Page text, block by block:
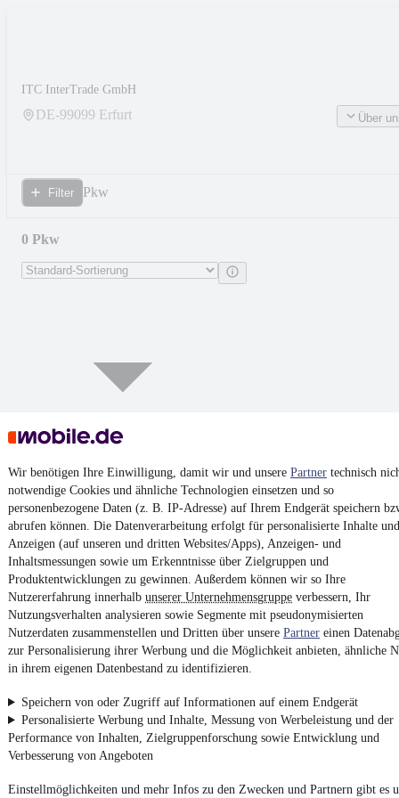
Wir benötigen Ihre Einwilligung, damit wir und unsere Partner technisch
notwendige Cookies und ähnliche Technologien einsetzen und so
personenbezogene Daten (z. B. IP-Adresse) auf Ihrem Endgerät speichern
abrufen können. Die Datenverarbeitung erfolgt für personalisierte Inhalte und
Anzeigen (auf unseren und dritten Websites/Apps), Anzeigen- und
Inhaltsmessungen sowie um Erkenntnisse über Zielgruppen und
Produktentwicklungen zu gewinnen. Außerdem können wir so Ihre
Nutzererfahrung innerhalb unserer Unternehmensgruppe verbessern, Ihr
Nutzungsverhalten analysieren sowie Segmente mit pseudonymisierten
Nutzerdaten zusammenstellen und Dritten über unsere Partner einen
zur Personalisierung ihrer Werbung und die Möglichkeit anbieten, ähnliche
in ihrem eigenen Datenbestand zu identifizieren.
Speichern von oder Zugriff auf Informationen auf einem Endgerät
Personalisierte Werbung und Inhalte, Messung von Werbeleistung und der
Performance von Inhalten, Zielgruppenforschung sowie Entwicklung und
Verbesserung von Angeboten
Einstellmöglichkeiten und mehr Infos zu den Zwecken und Partnern gibt es
ITC InterTrade GmbH
DE-99099 Erfurt Über
Filter Pkw
0 Pkw
Keine Inserate gefunden
¹MwSt. ausweisbar
Nutze mobile.de schnell und einfach
App installieren